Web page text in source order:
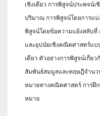
เชิงเดียว การพิสูจน์ประพจน์
ปริมาณ การพิสูจน์โดยการแ
พิสูจน์โดยข้อความแย้งสลับที่
และอุปนัยเชิงคณิตศาสตร์แบ
เดียว ตัวอย่างการพิสูจน์เกี่ย
สัมพันธ์สมมูลและทฤษฎีจำนว
หมายทางคณิตศาสตร์ การฝึ
หมาย